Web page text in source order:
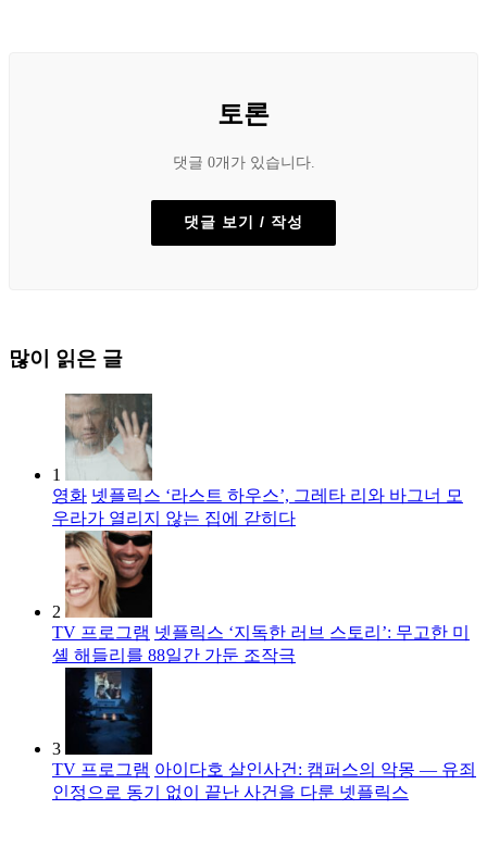
토론
댓글 0개가 있습니다.
댓글 보기 / 작성
많이 읽은 글
1
영화 넷플릭스 ‘라스트 하우스’, 그레타 리와 바그너 모
우라가 열리지 않는 집에 갇히다
2
TV 프로그램 넷플릭스 ‘지독한 러브 스토리’: 무고한 미
셸 해들리를 88일간 가둔 조작극
3
TV 프로그램 아이다호 살인사건: 캠퍼스의 악몽 — 유죄
인정으로 동기 없이 끝난 사건을 다룬 넷플릭스